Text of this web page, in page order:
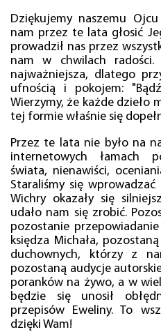
Dziękujemy naszemu
nam przez te lata głosić
prowadził nas przez
nam w chwilach
najważniejsza, dlatego
ufnością i pokojem:
Wierzymy, że każde dzieło
tej formie właśnie się
Przez te lata nie było na
internetowych łamach
świata, nienawiści,
Staraliśmy się
Wichry okazały się
udało nam się zrobić.
pozostanie
księdza Michała,
duchownych, którzy z
pozostaną audycje
poranków na żywo, a w
będzie się unosił
przepisów Eweliny. To
dzięki Wam!